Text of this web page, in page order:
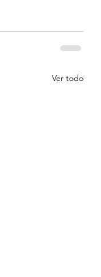
Ver todo